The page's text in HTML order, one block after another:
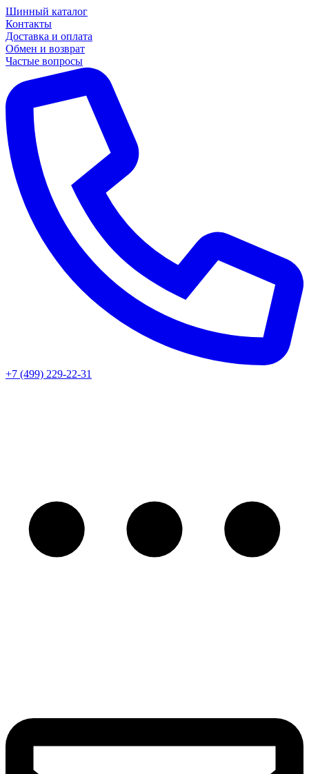
Шинный каталог
Контакты
Доставка и оплата
Обмен и возврат
Частые вопросы
+7 (499) 229-22-31